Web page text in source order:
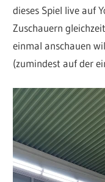
dieses Spiel live auf
Zuschauern
einmal anschauen
(zumindest auf der
Video-
Player